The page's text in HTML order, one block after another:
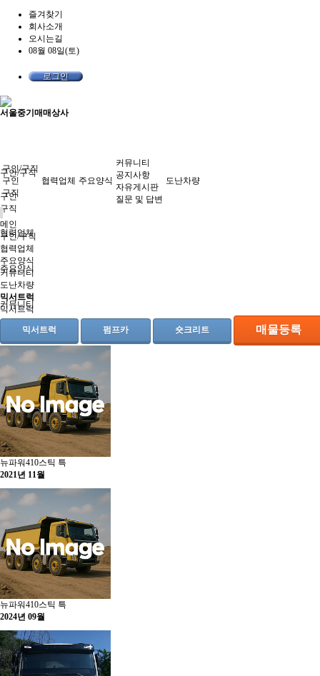
즐겨찾기
회사소개
오시는길
08월 08일(토)
로그인
서울중기매매상사
구인/구직
구인
구직
협력업체
주요양식
커뮤니티
공지사항
자유게시판
질문 및 답변
구인/구직
구인
구직
협력업체 주요양식
커뮤니티
공지사항
자유게시판
질문 및 답변
도난차량
메인
구인/구직
협력업체
주요양식
커뮤니티
도난차량
믹서트럭
믹서트럭
믹서트럭 펌프카 숏크리트 매물등록
뉴파워410스틱 특
2021년 11월
뉴파워410스틱 특
2024년 09월